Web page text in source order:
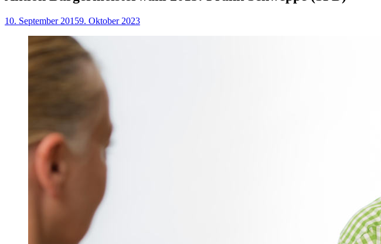
10. September 20159. Oktober 2023